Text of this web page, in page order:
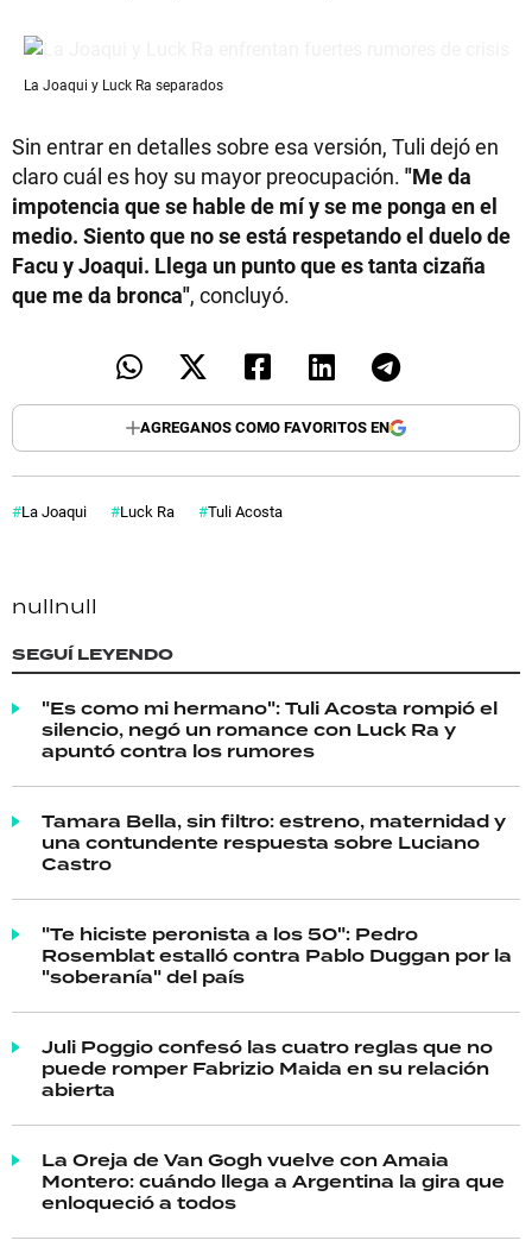
La Joaqui y Luck Ra separados
Sin entrar en detalles sobre esa versión, Tuli dejó en
claro cuál es hoy su mayor preocupación. "Me da
impotencia que se hable de mí y se me ponga en el
medio. Siento que no se está respetando el duelo de
Facu y Joaqui. Llega un punto que es tanta cizaña
que me da bronca", concluyó.
AGREGANOS COMO FAVORITOS EN
La Joaqui Luck Ra Tuli Acosta
nullnull
SEGUÍ LEYENDO
"Es como mi hermano": Tuli Acosta rompió el
silencio, negó un romance con Luck Ra y
apuntó contra los rumores
Tamara Bella, sin filtro: estreno, maternidad y
una contundente respuesta sobre Luciano
Castro
"Te hiciste peronista a los 50": Pedro
Rosemblat estalló contra Pablo Duggan por la
"soberanía" del país
Juli Poggio confesó las cuatro reglas que no
puede romper Fabrizio Maida en su relación
abierta
La Oreja de Van Gogh vuelve con Amaia
Montero: cuándo llega a Argentina la gira que
enloqueció a todos